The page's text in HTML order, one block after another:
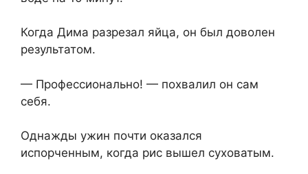
Когда Дима разрезал яйца, он был доволен
результатом.
— Профессионально! — похвалил он сам
себя.
Однажды ужин почти оказался
испорченным, когда рис вышел суховатым.